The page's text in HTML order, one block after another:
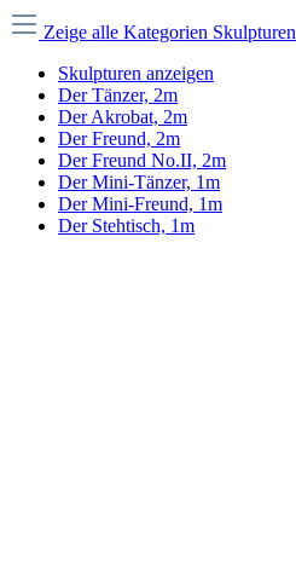
Zeige alle Kategorien Skulpturen
Skulpturen anzeigen
Der Tänzer, 2m
Der Akrobat, 2m
Der Freund, 2m
Der Freund No.II, 2m
Der Mini-Tänzer, 1m
Der Mini-Freund, 1m
Der Stehtisch, 1m